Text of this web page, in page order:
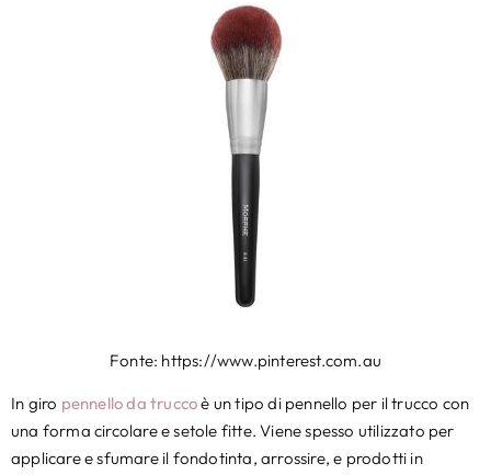
Fonte: https://www.pinterest.com.au
In giro pennello da truccoè un tipo di pennello per il trucco con
una forma circolare e setole fitte. Viene spesso utilizzato per
applicare e sfumare il fondotinta, arrossire, e prodotti in